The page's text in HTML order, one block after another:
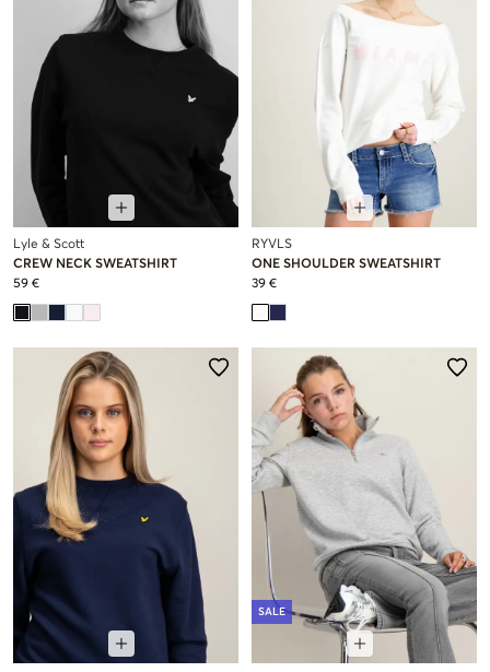
Lyle & Scott
CREW NECK SWEATSHIRT
59 €
RYVLS
ONE SHOULDER SWEATSHIRT
39 €
SALE